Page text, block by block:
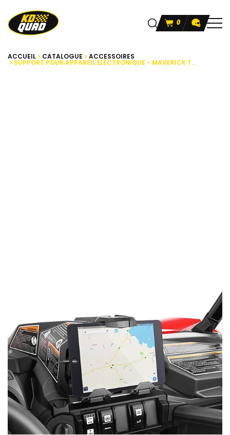
0
ACCUEIL CATALOGUE ACCESSOIRES
SUPPORT POUR APPAREIL ÉLECTRONIQUE - MAVERICK T...